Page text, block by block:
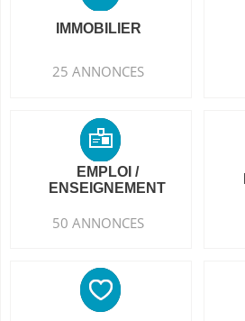
IMMOBILIER
25 ANNONCES
EMPLOI /
ENSEIGNEMENT
50 ANNONCES